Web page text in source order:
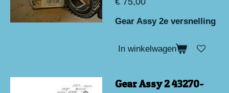
Gear Assy 2e versnelling
In winkelwagen
Gear Assy 2 43270-